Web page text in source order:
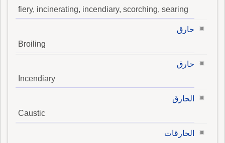
fiery, incinerating, incendiary, scorching, searing
حارق
Broiling
حارق
Incendiary
الحارق
Caustic
الحارقات